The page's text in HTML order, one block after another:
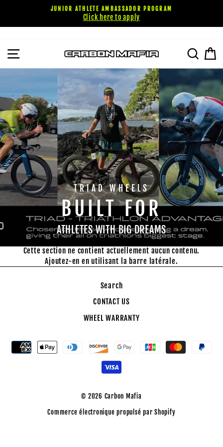
contenu
JUNIOR ATHLETE AMBASSADOR PROGRAM
Click here to apply
CARBON
MAFIA
Cette section ne contient actuellement aucun contenu.
Ajoutez-en en utilisant la barre latérale.
Search
CONTACT US
WHEEL WARRANTY
© 2026 Carbon Mafia
Commerce électronique propulsé par Shopify